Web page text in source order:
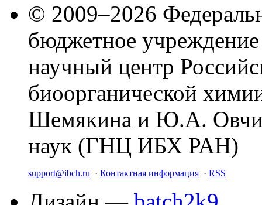
© 2009–2026
бюджетное
научный центр
биоорганической
Шемякина и Ю.А.
наук (ГНЦ ИБХ РАН)
support@ibch.ru · Контактная информация · RSS